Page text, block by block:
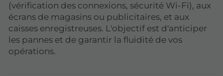
(vérification des connexions, sécurité Wi-Fi), aux
écrans de magasins ou publicitaires, et aux
caisses enregistreuses. L'objectif est d'anticiper
les pannes et de garantir la fluidité de vos
opérations.